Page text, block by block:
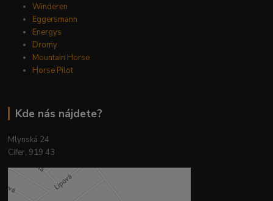
Winderen
Eggersmann
Energys
Dromy
Mountain Horse
Horse Pilot
Kde nás nájdete?
Mlynská 24
Cífer, 919 43